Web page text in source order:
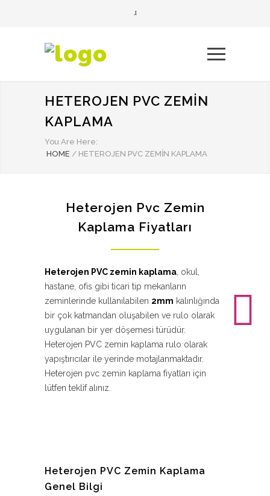
HETEROJEN PVC ZEMIN
KAPLAMA
You Are Here:
HOME / HETEROJEN PVC ZEMIN KAPLAMA
Heterojen Pvc Zemin
Kaplama Fiyatları
Heterojen PVC zemin kaplama, okul,
hastane, ofis gibi ticari tip mekanların
zeminlerinde kullanılabilen 2mm kalınlığında
bir çok katmandan oluşabilen ve rulo olarak
uygulanan bir yer döşemesi türüdür.
Heterojen PVC zemin kaplama rulo olarak
yapıştırıcılar ile yerinde motajlanmaktadır.
Heterojen pvc zemin kaplama fiyatları için
lütfen teklif alınız.
Heterojen PVC Zemin Kaplama
Genel Bilgi